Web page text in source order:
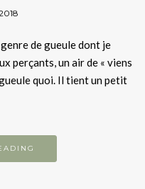
de gueule dont je
perçants, un air de « viens
quoi. Il tient un petit